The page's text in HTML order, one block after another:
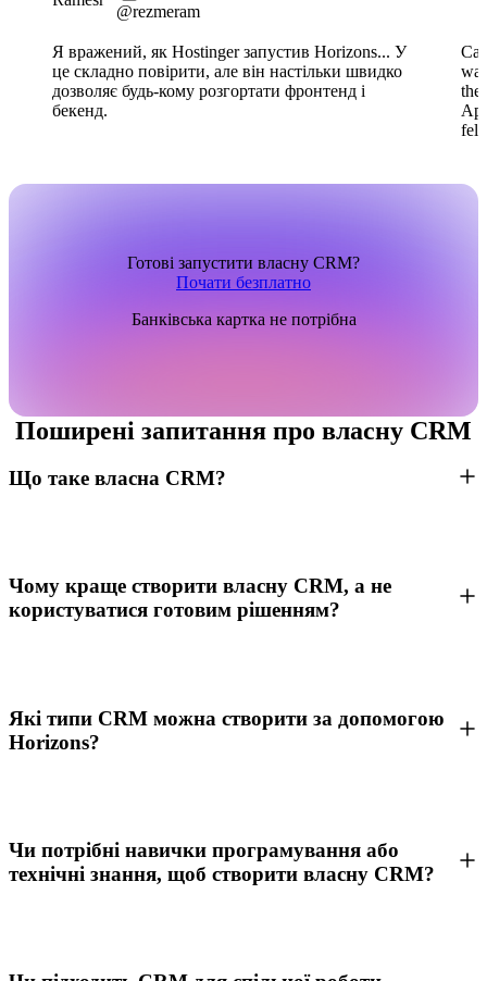
@rezmeram
Я вражений, як Hostinger запустив Horizons... У
це складно повірити, але він настільки швидко
дозволяє будь-кому розгортати фронтенд і
бекенд.
the
Готові запустити власну CRM?
Почати безплатно
Банківська картка не потрібна
Поширені запитання про власну CRM
Що таке власна CRM?
Чому краще створити власну CRM, а не
користуватися готовим рішенням?
Які типи CRM можна створити за допомогою
Horizons?
Чи потрібні навички програмування або
технічні знання, щоб створити власну CRM?